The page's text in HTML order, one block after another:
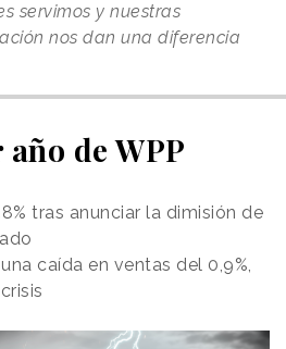
servimos y nuestras
nos dan una diferencia
de WPP
tras anunciar la dimisión de
caída en ventas del 0,9%,